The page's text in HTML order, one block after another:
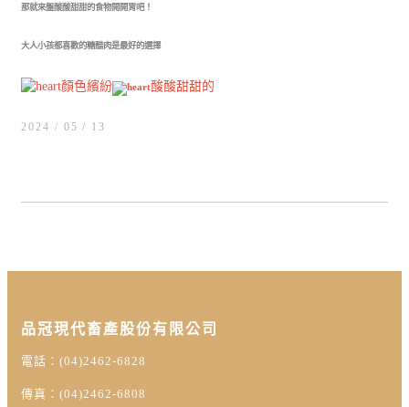
那就來盤酸酸甜甜的食物開開胃吧！
大人小孩都喜歡的糖醋肉是最好的選擇
顏色繽紛 酸酸甜甜的
2024 / 05 13
品冠現代畜產股份有限公司
電話：(04)2462-6828
傳真：(04)2462-6808